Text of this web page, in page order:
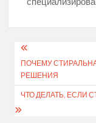
Навигация
по
записям
ПОЧЕМУ
РЕШЕНИЯ
ЧТО ДЕЛАТЬ, ЕСЛИ